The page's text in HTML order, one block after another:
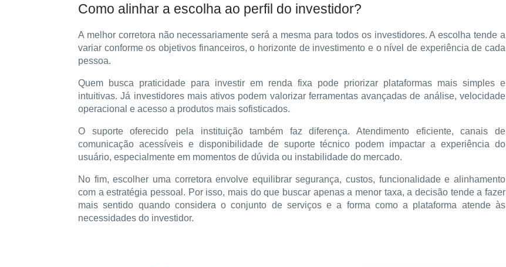
Como alinhar a escolha ao perfil do investidor?
A melhor corretora não necessariamente será a mesma para todos os investidores. A escolha tende a
variar conforme os objetivos financeiros, o horizonte de investimento e o nível de experiência de cada
pessoa.
Quem busca praticidade para investir em renda fixa pode priorizar plataformas mais simples e
intuitivas. Já investidores mais ativos podem valorizar ferramentas avançadas de análise, velocidade
operacional e acesso a produtos mais sofisticados.
O suporte oferecido pela instituição também faz diferença. Atendimento eficiente, canais de
comunicação acessíveis e disponibilidade de suporte técnico podem impactar a experiência do
usuário, especialmente em momentos de dúvida ou instabilidade do mercado.
No fim, escolher uma corretora envolve equilibrar segurança, custos, funcionalidade e alinhamento
com a estratégia pessoal. Por isso, mais do que buscar apenas a menor taxa, a decisão tende a fazer
mais sentido quando considera o conjunto de serviços e a forma como a plataforma atende às
necessidades do investidor.